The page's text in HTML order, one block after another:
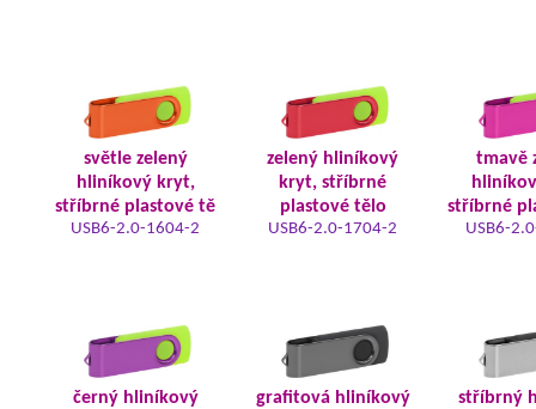
světle zelený
hliníkový kryt,
stříbrné plastové tě
USB6-2.0-1604-2
zelený hliníkový
kryt, stříbrné
plastové tělo
USB6-2.0-1704-2
tmavě
stříbrné
USB6-
černý hliníkový
grafitová hliníkový
stříbrný